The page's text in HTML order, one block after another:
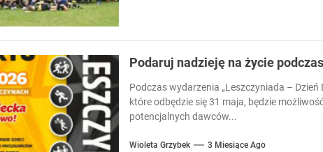
Podaruj nadzieję na życie
Podczas wydarzenia „Leszczyniada – Dzień
które odbędzie się 31 maja, będzie
potencjalnych dawców...
Wioleta Grzybek 3 Miesiące Ago